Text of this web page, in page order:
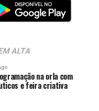
ALTA
na orla com
e feira criativa